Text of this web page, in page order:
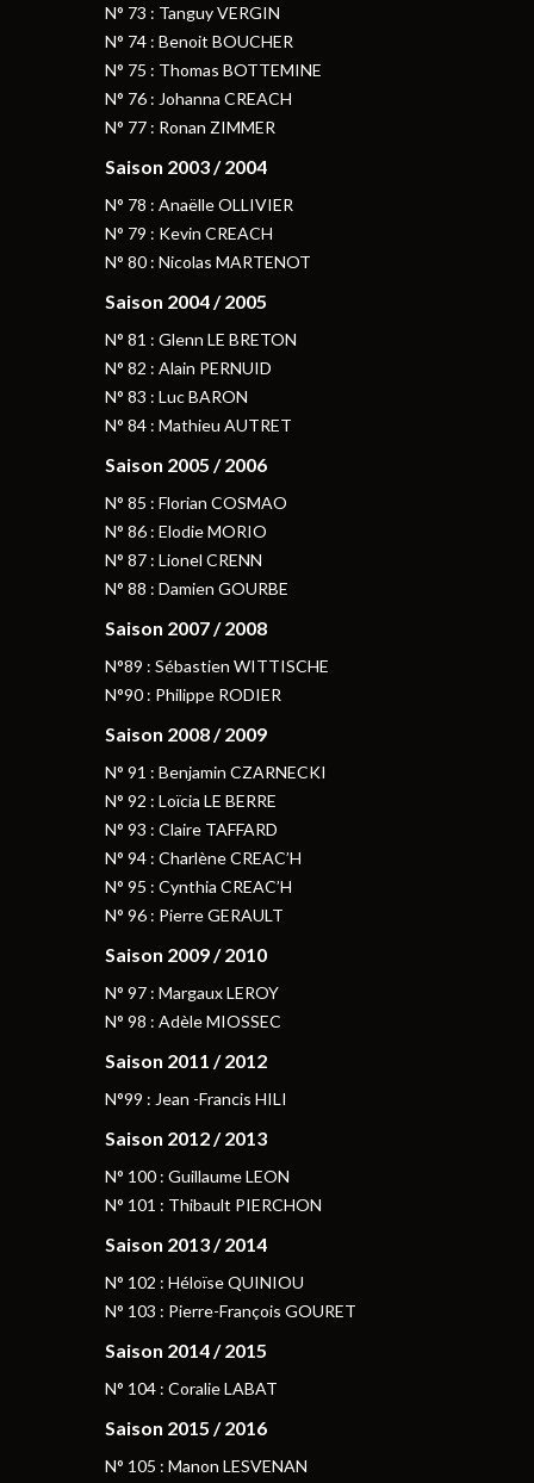
N° 73 : Tanguy VERGIN
N° 74 : Benoit BOUCHER
N° 75 : Thomas BOTTEMINE
N° 76 : Johanna CREACH
N° 77 : Ronan ZIMMER
Saison 2003 / 2004
N° 78 : Anaëlle OLLIVIER
N° 79 : Kevin CREACH
N° 80 : Nicolas MARTENOT
Saison 2004 / 2005
N° 81 : Glenn LE BRETON
N° 82 : Alain PERNUID
N° 83 : Luc BARON
N° 84 : Mathieu AUTRET
Saison 2005 / 2006
N° 85 : Florian COSMAO
N° 86 : Elodie MORIO
N° 87 : Lionel CRENN
N° 88 : Damien GOURBE
Saison 2007 / 2008
N°89 : Sébastien WITTISCHE
N°90 : Philippe RODIER
Saison 2008 / 2009
N° 91 : Benjamin CZARNECKI
N° 92 : Loïcia LE BERRE
N° 93 : Claire TAFFARD
N° 94 : Charlène CREAC’H
N° 95 : Cynthia CREAC’H
N° 96 : Pierre GERAULT
Saison 2009 / 2010
N° 97 : Margaux LEROY
N° 98 : Adèle MIOSSEC
Saison 2011 / 2012
N°99 : Jean -Francis HILI
Saison 2012 / 2013
N° 100 : Guillaume LEON
N° 101 : Thibault PIERCHON
Saison 2013 / 2014
N° 102 : Héloïse QUINIOU
N° 103 : Pierre-François GOURET
Saison 2014 / 2015
N° 104 : Coralie LABAT
Saison 2015 / 2016
N° 105 : Manon LESVENAN